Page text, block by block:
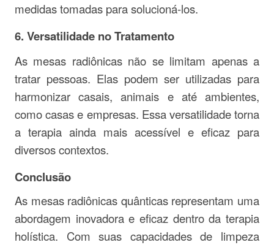
medidas tomadas para solucioná-los.
6. Versatilidade no Tratamento
As mesas radiônicas não se limitam apenas a
tratar pessoas. Elas podem ser utilizadas para
harmonizar casais, animais e até ambientes,
como casas e empresas. Essa versatilidade torna
a terapia ainda mais acessível e eficaz para
diversos contextos.
Conclusão
As mesas radiônicas quânticas representam uma
abordagem inovadora e eficaz dentro da terapia
holística. Com suas capacidades de limpeza